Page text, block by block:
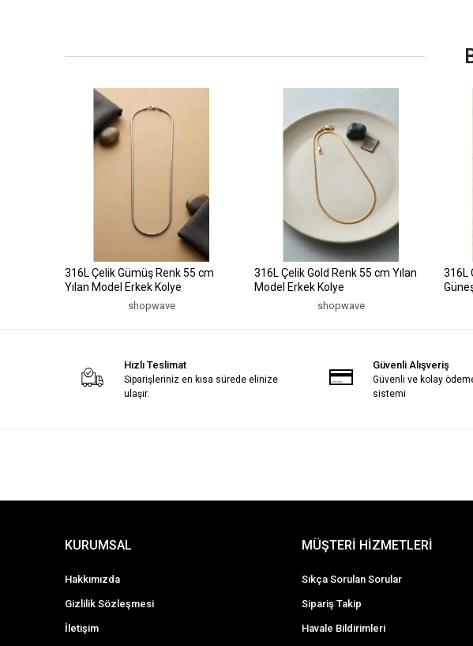
316L Çelik Gümüş Renk 55 cm
Yılan Model Erkek Kolye
shopwave
316L Çelik Gold Renk 55 cm Yılan
Model Erkek Kolye
shopwave
316L
Hızlı Teslimat
Siparişleriniz en kısa sürede elinize
ulaşır.
Güvenli Alışveriş
Güvenli ve kolay
sistemi
KURUMSAL
Hakkımızda
Gizlilik Sözleşmesi
İletişim
MÜŞTERİ HİZMETLERİ
Sıkça Sorulan Sorular
Sipariş Takip
Havale Bildirimleri